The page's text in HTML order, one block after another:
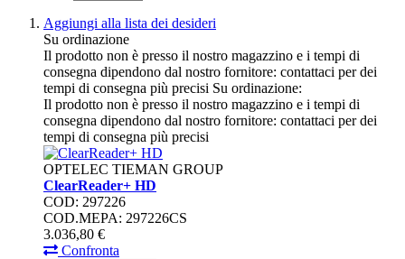
Aggiungi alla lista dei desideri
Su ordinazione
Il prodotto non è presso il nostro magazzino e i tempi di
consegna dipendono dal nostro fornitore: contattaci per dei
tempi di consegna più precisi Su ordinazione:
Il prodotto non è presso il nostro magazzino e i tempi di
consegna dipendono dal nostro fornitore: contattaci per dei
tempi di consegna più precisi
OPTELEC TIEMAN GROUP
ClearReader+ HD
COD: 297226
COD.MEPA: 297226CS
3.036,80 €
Confronta